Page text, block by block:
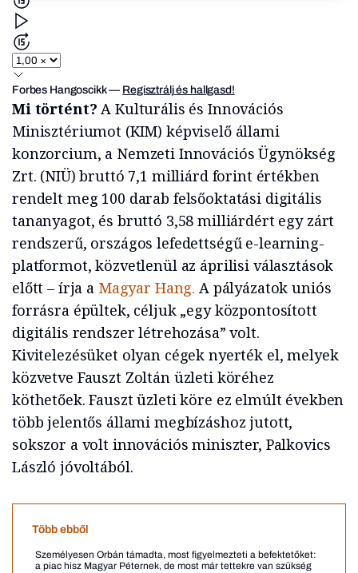
Forbes Hangoscikk— Regisztrálj és hallgasd!
Mi történt? A Kulturális és Innovációs
Minisztériumot (KIM) képviselő állami
konzorcium, a Nemzeti Innovációs Ügynökség
Zrt. (NIÜ) bruttó 7,1 milliárd forint értékben
rendelt meg 100 darab felsőoktatási digitális
tananyagot, és bruttó 3,58 milliárdért egy zárt
rendszerű, országos lefedettségű e-learning-
platformot, közvetlenül az áprilisi választások
előtt – írja a Magyar Hang. A pályázatok uniós
forrásra épültek, céljuk „egy központosított
digitális rendszer létrehozása” volt.
Kivitelezésüket olyan cégek nyerték el, melyek
közvetve Fauszt Zoltán üzleti köréhez
köthetőek. Fauszt üzleti köre ez elmúlt években
több jelentős állami megbízáshoz jutott,
sokszor a volt innovációs miniszter, Palkovics
László jóvoltából.
Több ebből
Személyesen Orbán támadta, most figyelmezteti a befektetőket:
a piac hisz Magyar Péternek, de most már tettekre van szükség